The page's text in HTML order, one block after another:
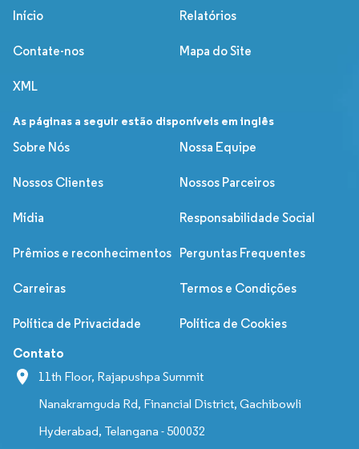
Início Relatórios
Contate-nos Mapa do Site
XML
As páginas a seguir estão disponíveis em inglês
Sobre Nós
Nossa Equipe
Nossos Clientes Nossos Parceiros
Mídia Responsabilidade Social
Prêmios e reconhecimentos Perguntas Frequentes
Carreiras Termos e Condições
Política de Privacidade Política de Cookies
Contato
11th Floor, Rajapushpa Summit
Nanakramguda Rd, Financial District, Gachibowli
Hyderabad, Telangana - 500032